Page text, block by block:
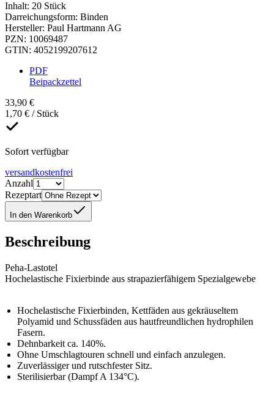
Inhalt: 20 Stück
Darreichungsform: Binden
Hersteller: Paul Hartmann AG
PZN: 10069487
GTIN: 4052199207612
PDF
Beipackzettel
33,90 €
1,70 € / Stück
Sofort verfügbar
versandkostenfrei
Anzahl
Rezeptart
In den Warenkorb
Beschreibung
Peha-Lastotel
Hochelastische Fixierbinde aus strapazierfähigem Spezialgewebe
Hochelastische Fixierbinden, Kettfäden aus gekräuseltem
Polyamid und Schussfäden aus hautfreundlichen hydrophilen
Fasern.
Dehnbarkeit ca. 140%.
Ohne Umschlagtouren schnell und einfach anzulegen.
Zuverlässiger und rutschfester Sitz.
Sterilisierbar (Dampf A 134°C).